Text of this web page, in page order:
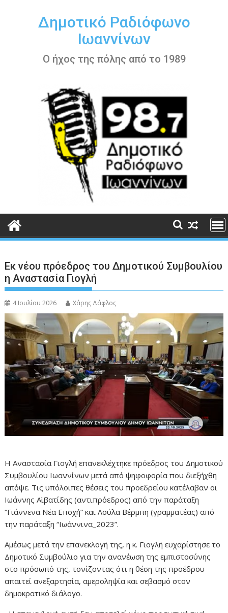
περιεχόμενοΔημοτικό Ραδιόφωνο
Ιωαννίνων
Ο ήχος της πόλης από το 1989
Εκ νέου πρόεδρος του Δημοτικού Συμβουλίου
η Αναστασία Γιογλή
4 Ιουλίου 2026 Χάρης Δάφλος
Η Αναστασία Γιογλή επανεκλέχτηκε πρόεδρος του Δημοτικού
Συμβουλίου Ιωαννίνων μετά από ψηφοφορία που διεξήχθη
απόψε. Τις υπόλοιπες θέσεις του προεδρείου κατέλαβαν οι
Ιωάννης Αϊβατίδης (αντιπρόεδρος) από την παράταξη
“Γιάννενα Νέα Εποχή” και Λούλα Βέρμπη (γραμματέας) από
την παράταξη “Ιωάννινα_2023”.
Αμέσως μετά την επανεκλογή της, η κ. Γιογλή ευχαρίστησε το
Δημοτικό Συμβούλιο για την ανανέωση της εμπιστοσύνης
στο πρόσωπό της, τονίζοντας ότι η θέση της προέδρου
απαιτεί ανεξαρτησία, αμεροληψία και σεβασμό στον
δημοκρατικό διάλογο.